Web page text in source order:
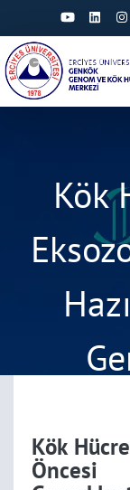
Kök
Kök
Öncesi